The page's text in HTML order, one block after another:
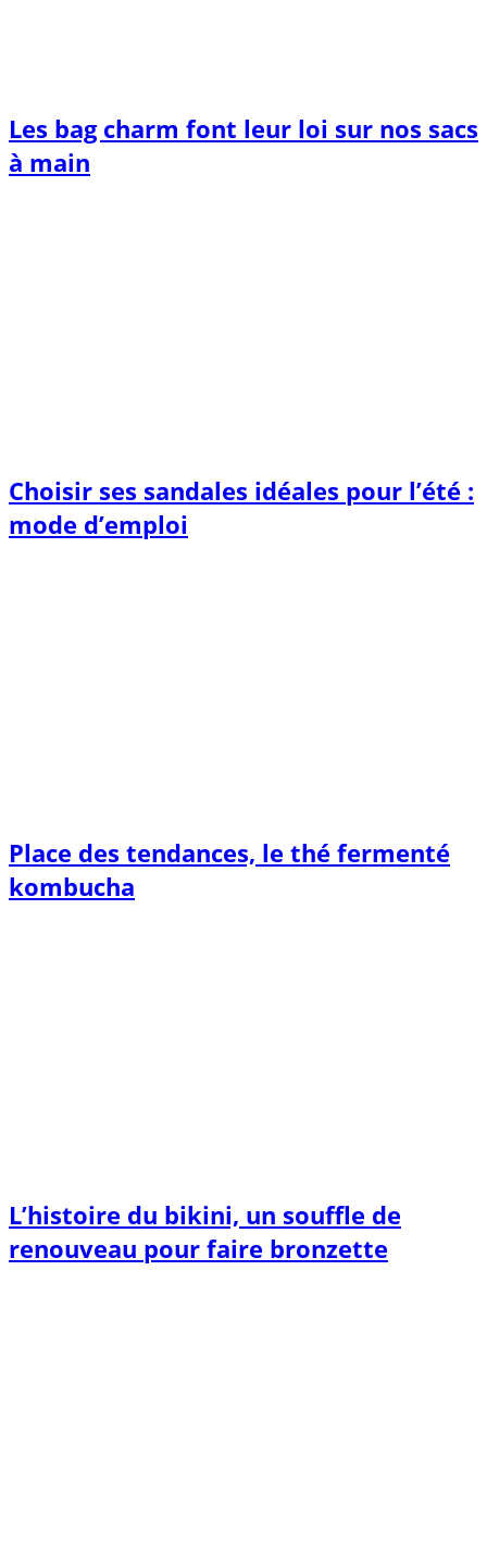
Les bag charm font leur loi sur nos sacs
à main
Choisir ses sandales idéales pour l’été :
mode d’emploi
Place des tendances, le thé fermenté
kombucha
L’histoire du bikini, un souffle de
renouveau pour faire bronzette